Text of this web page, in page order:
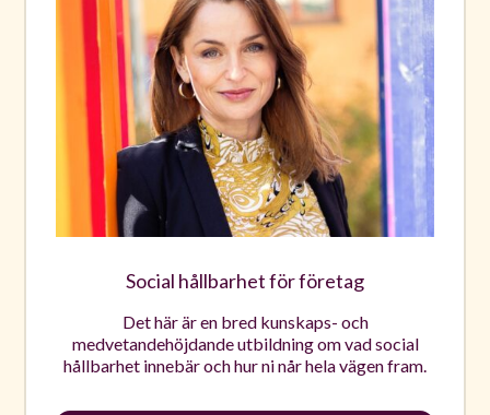
Social hållbarhet för företag
Det här är en bred kunskaps- och
medvetandehöjdande utbildning om vad social
hållbarhet innebär och hur ni når hela vägen fram.